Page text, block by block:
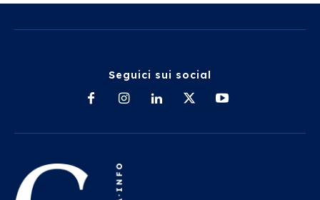
Seguici sui social